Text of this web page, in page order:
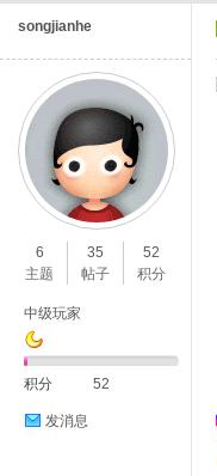
songjianhe
6
主题
35
帖子
52
积分
中级玩家
积分 52
发消息